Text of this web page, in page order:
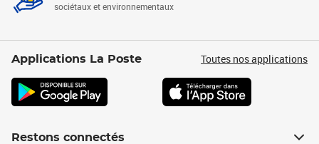
sociétaux et environnementaux
Applications La Poste Toutes nos applications
Restons connectés